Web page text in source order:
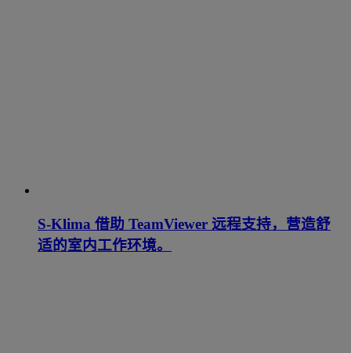
S-Klima 借助 TeamViewer 远程支持，营造舒
适的室内工作环境。